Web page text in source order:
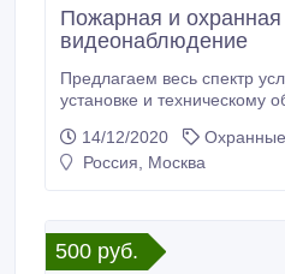
Пожарная и охранная
видеонаблюдение
Предлагаем весь спектр
установке и техническому
Московской области: АПС, АУПТ, СОУЭ, СКУД,
системы пожаротушения, системы
ранней стадии 2.
14/12/2020
Россия, Москва
500 руб.